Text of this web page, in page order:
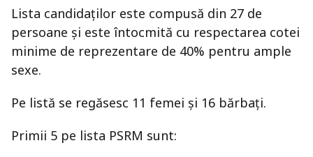
Lista candidaților este compusă din 27 de
persoane și este întocmită cu respectarea cotei
minime de reprezentare de 40% pentru ample
sexe.
Pe listă se regăsesc 11 femei și 16 bărbați.
Primii 5 pe lista PSRM sunt: